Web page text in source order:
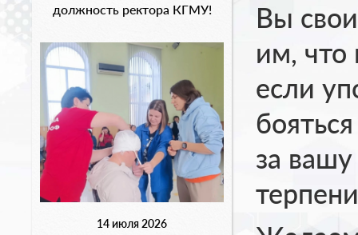
должность ректора КГМУ!
14 июля 2026
Вы
им, что
если
за